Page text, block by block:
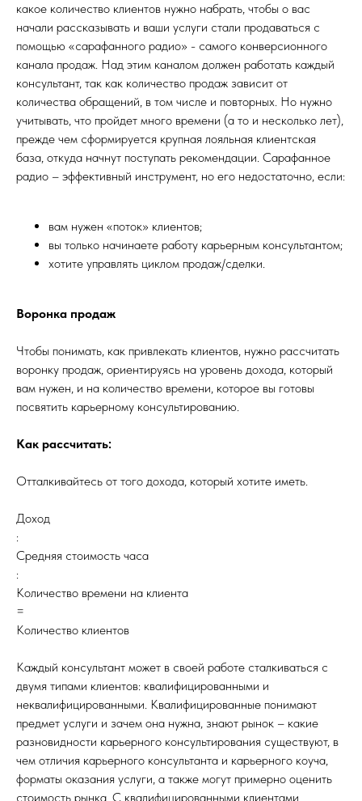
какое количество клиентов нужно набрать, чтобы о вас
начали рассказывать и ваши услуги стали продаваться с
помощью «сарафанного радио» - самого конверсионного
канала продаж. Над этим каналом должен работать каждый
консультант, так как количество продаж зависит от
количества обращений, в том числе и повторных. Но нужно
учитывать, что пройдет много времени (а то и несколько лет),
прежде чем сформируется крупная лояльная клиентская
база, откуда начнут поступать рекомендации. Сарафанное
радио – эффективный инструмент, но его недостаточно, если:
вам нужен «поток» клиентов;
вы только начинаете работу карьерным консультантом;
хотите управлять циклом продаж/сделки.
Воронка продаж
Чтобы понимать, как привлекать клиентов, нужно рассчитать
воронку продаж, ориентируясь на уровень дохода, который
вам нужен, и на количество времени, которое вы готовы
посвятить карьерному консультированию.
Как рассчитать:
Отталкивайтесь от того дохода, который хотите иметь.
Доход
:
Средняя стоимость часа
:
Количество времени на клиента
=
Количество клиентов
Каждый консультант может в своей работе сталкиваться с
двумя типами клиентов: квалифицированными и
неквалифицированными. Квалифицированные понимают
предмет услуги и зачем она нужна, знают рынок – какие
разновидности карьерного консультирования существуют, в
чем отличия карьерного консультанта и карьерного коуча,
форматы оказания услуги, а также могут примерно оценить
стоимость рынка. С квалифицированными клиентами